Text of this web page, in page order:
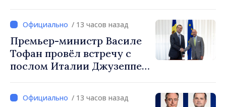
посол Турции Уйгар
Мустафа Сертел/ 13 часов назад
Премьер-министр Василе
Тофан провёл встречу с
послом Италии Джузеппе
/ 13 часов назад